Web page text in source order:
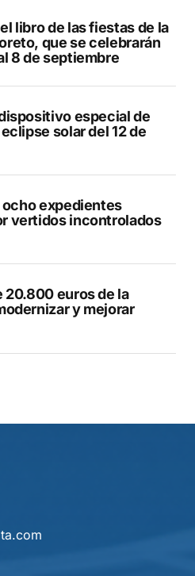
libro de las fiestas de la
que se celebrarán
8 de septiembre
especial de
solar del 12 de
ocho expedientes
vertidos incontrolados
euros de la
y mejorar